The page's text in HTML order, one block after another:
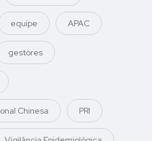
equipe APAC
gestores
Chinesa PRI